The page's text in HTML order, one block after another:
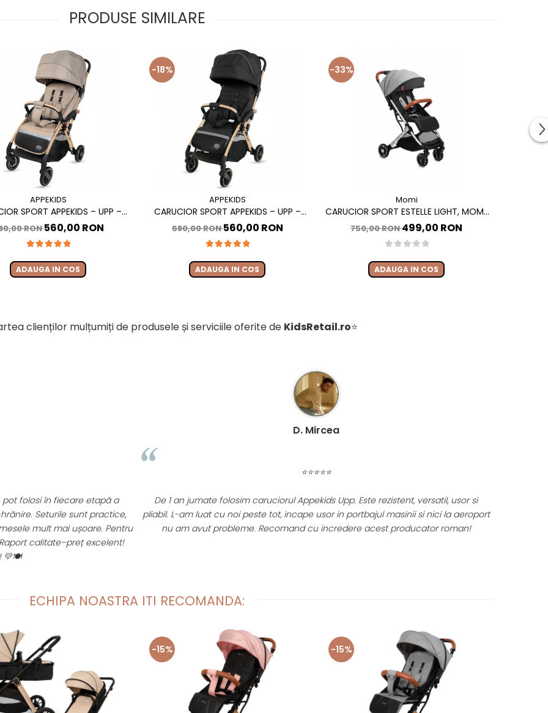
PRODUSE SIMILARE
APPEKIDS
SPORT APPEKIDS – UPP –
PLIERE AUTOMATA, DE
LA 22KG - BUBBLE BEIGE
RON560,00 RON
ADAUGA IN COS
-18%
APPEKIDS
CARUCIOR SPORT APPEKIDS – UPP –
ULTRACOMPACT, PLIERE AUTOMATA, DE
LA NASTERE LA 22KG - JET BLACK
680,00 RON560,00 RON
ADAUGA IN COS
-33%
Momi
CARUCIOR SPORT ESTELLE LIGHT, MOMI,
SILVER GREY
750,00 RON499,00 RON
ADAUGA IN COS
-18%
clienților mulțumiți de produsele și serviciile oferite de KidsRetail.ro⭐
folosi în fiecare etapă a
Seturile sunt practice,
mult mai ușoare. Pentru
calitate–preț excelent!
D. Mircea
⭐⭐⭐⭐⭐
De 1 an jumate folosim caruciorul Appekids Upp. Este rezistent, versatil, usor si
pliabil. L-am luat cu noi peste tot, incape usor in portbajul masinii si nici la aeroport
nu am avut probleme. Recomand cu incredere acest producator roman!
ECHIPA NOASTRA ITI RECOMANDA:
-15% -15%